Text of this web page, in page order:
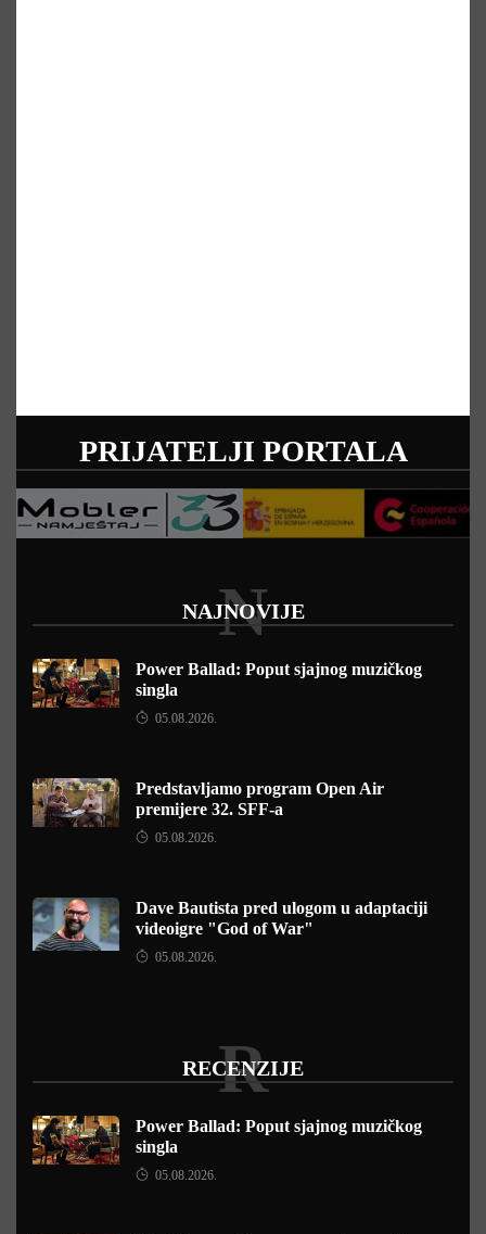
PRIJATELJI PORTALA
NAJNOVIJE
N
Power Ballad: Poput sjajnog muzičkog
singla
05.08.2026.
Predstavljamo program Open Air
premijere 32. SFF-a
05.08.2026.
Dave Bautista pred ulogom u adaptaciji
videoigre "God of War"
05.08.2026.
RECENZIJE
R
Power Ballad: Poput sjajnog muzičkog
singla
05.08.2026.